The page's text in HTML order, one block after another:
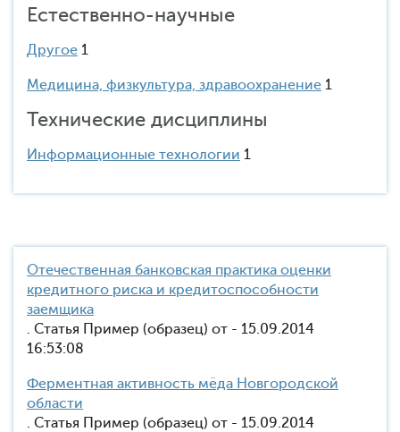
Естественно-научные
Другое 1
Медицина, физкультура, здравоохранение 1
Технические дисциплины
Информационные технологии 1
Отечественная банковская практика оценки
кредитного риска и кредитоспособности
заемщика
. Статья Пример (образец) от - 15.09.2014
16:53:08
Ферментная активность мёда Новгородской
области
. Статья Пример (образец) от - 15.09.2014